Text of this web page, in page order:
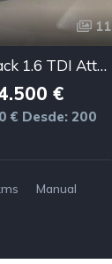
11
AUDI A3 Sportback 1.6 TDI Attraction
€
€ Desde: 200
Manual